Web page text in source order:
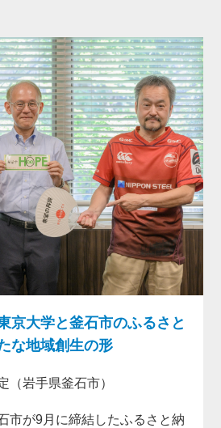
京大学と釜石市のふるさと
な地域創生の形
（岩手県釜石市）
市が9月に締結したふるさと納